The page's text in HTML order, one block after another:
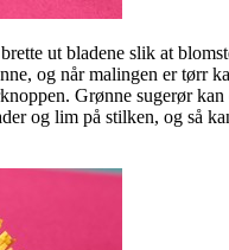
ut bladene slik at
og når malingen er tørr
Grønne sugerør kan
og lim på stilken, og så